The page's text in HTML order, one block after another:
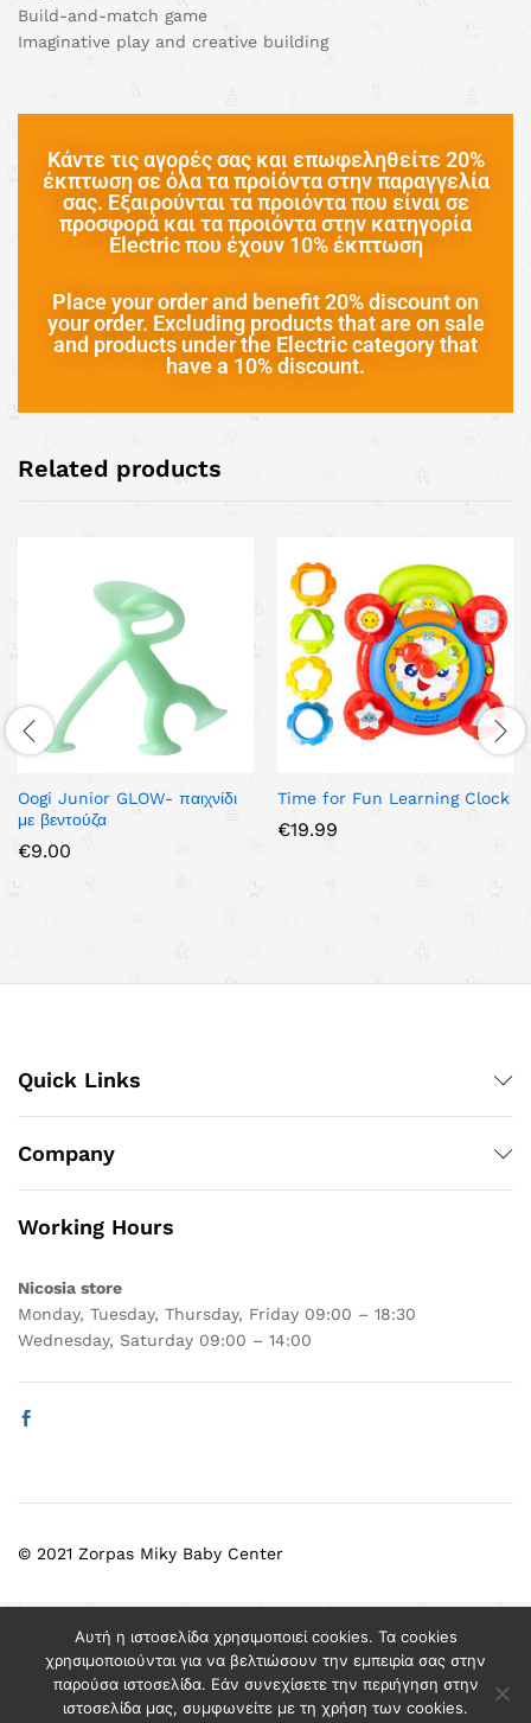
Build-and-match game
Imaginative play and creative building
Κάντε τις αγορές σας και επωφεληθείτε 20%
έκπτωση σε όλα τα προίόντα στην παραγγελία
σας. Εξαιρούνται τα προιόντα που είναι σε
προσφορά και τα προιόντα στην κατηγορία
Electric που έχουν 10% έκπτωση
Place your order and benefit 20% discount on
your order. Excluding products that are on sale
and products under the Electric category that
have a 10% discount.
Related products
Oogi Junior GLOW- παιχνίδι
με βεντούζα
€9.00
Time for Fun Learning Clock
€19.99
Quick Links
Company
Working Hours
Nicosia store
Monday, Tuesday, Thursday, Friday 09:00 – 18:30
Wednesday, Saturday 09:00 – 14:00
© 2021 Zorpas Miky Baby Center
to compare
View comparison
Αυτή η ιστοσελίδα χρησιμοποιεί cookies. Τα cookies
χρησιμοποιούνται για να βελτιώσουν την εμπειρία σας στην
παρούσα ιστοσελίδα. Εάν συνεχίσετε την περιήγηση στην
ιστοσελίδα μας, συμφωνείτε με τη χρήση των cookies.